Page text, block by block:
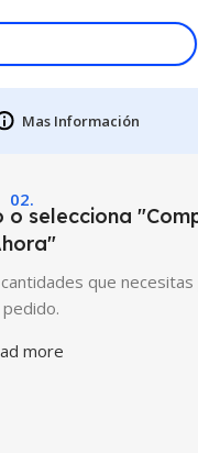
Mas Información
02.
selecciona
que necesitas
more